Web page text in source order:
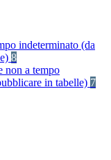
indeterminato (da
8
non a tempo
in tabelle) 7